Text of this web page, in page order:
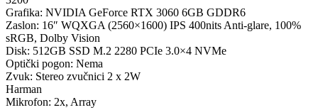
Grafika: NVIDIA GeForce RTX 3060 6GB GDDR6
Zaslon: 16″ WQXGA (2560×1600) IPS 400nits Anti-glare, 100%
sRGB, Dolby Vision
Disk: 512GB SSD M.2 2280 PCIe 3.0×4 NVMe
Optički pogon: Nema
Zvuk: Stereo zvučnici 2 x 2W
Harman
Mikrofon: 2x, Array